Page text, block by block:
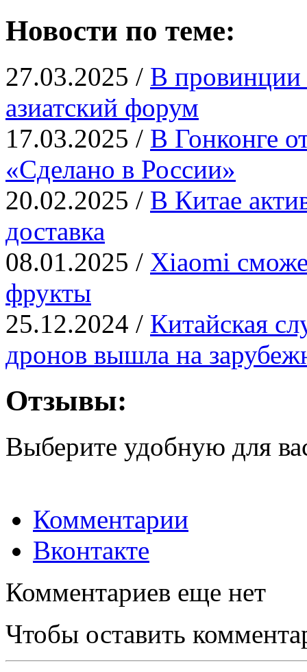
Новости по теме:
27.03.2025 / В провинции
азиатский форум
17.03.2025 / В Гонконге
«Сделано в России»
20.02.2025 / В Китае
доставка
08.01.2025 / Xiaomi
фрукты
25.12.2024 / Китайская
дронов вышла на
Отзывы:
Выберите удобную для
Комментарии
Вконтакте
Комментариев еще нет
Чтобы оставить